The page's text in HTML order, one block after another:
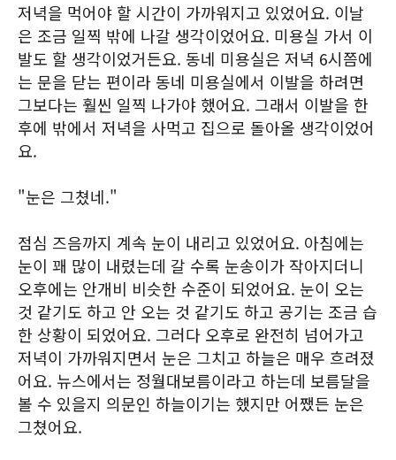
저녁을 먹어야 할 시간이 가까워지고 있었어요. 이날
은 조금 일찍 밖에 나갈 생각이었어요. 미용실 가서 이
발도 할 생각이었거든요. 동네 미용실은 저녁 6시쯤에
는 문을 닫는 편이라 동네 미용실에서 이발을 하려면
그보다는 훨씬 일찍 나가야 했어요. 그래서 이발을 한
후에 밖에서 저녁을 사먹고 집으로 돌아올 생각이었어
요.
"눈은 그쳤네."
점심 즈음까지 계속 눈이 내리고 있었어요. 아침에는
눈이 꽤 많이 내렸는데 갈 수록 눈송이가 작아지더니
오후에는 안개비 비슷한 수준이 되었어요. 눈이 오는
것 같기도 하고 안 오는 것 같기도 하고 공기는 조금 습
한 상황이 되었어요. 그러다 오후로 완전히 넘어가고
저녁이 가까워지면서 눈은 그치고 하늘은 매우 흐려졌
어요. 뉴스에서는 정월대보름이라고 하는데 보름달을
볼 수 있을지 의문인 하늘이기는 했지만 어쨌든 눈은
그쳤어요.